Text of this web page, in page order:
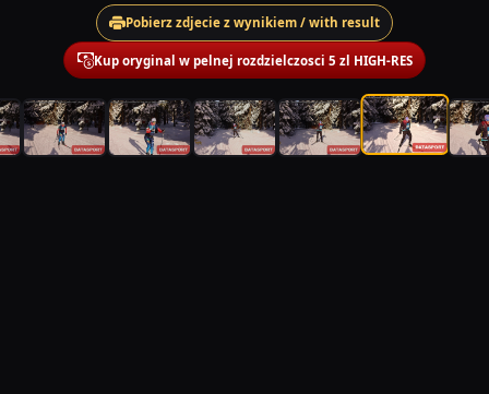
Pobierz zdjecie z wynikiem / with result
Kup oryginal w pelnej rozdzielczosci 5 zl HIGH-RES